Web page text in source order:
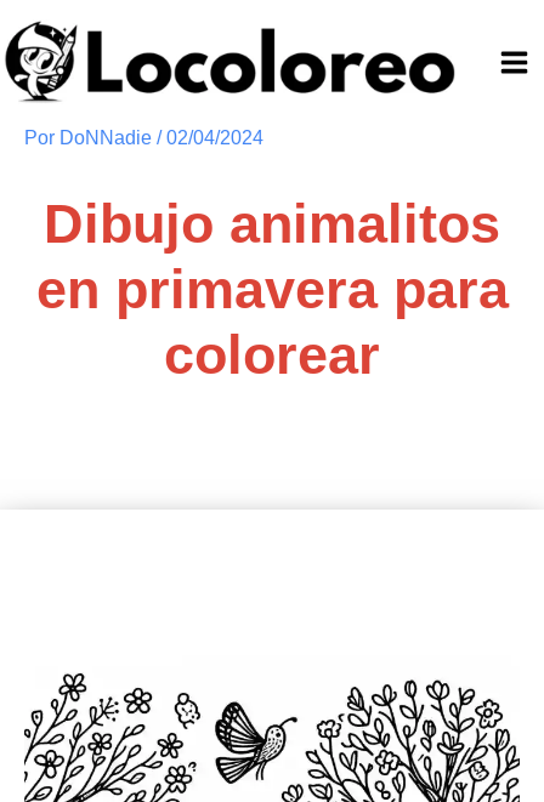
al
contenido
Por DoNNadie /02/04/2024
Dibujo animalitos
en primavera para
colorear